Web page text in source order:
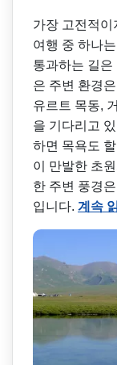
가장 고전적
여행 중 하나
통과하는 길
은 주변 환경
유르트 목동,
을 기다리고
하면 목욕도
이 만발한 초
한 주변 풍경
입니다. 계속